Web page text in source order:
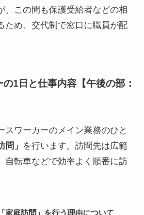
、この間も保護受給者などの相
ため、交代制で窓口に職員が配
1日と仕事内容【午後の部：
スワーカーのメイン業務のひと
問」
を行います。訪問先は広範
自転車などで効率よく順番に訪
家庭訪問」を行う理由について